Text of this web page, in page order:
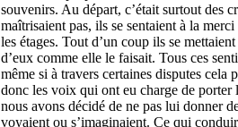
souvenirs. Au départ, c’était surtout des
maîtrisaient pas, ils se sentaient à la
les étages. Tout d’un coup ils se
d’eux comme elle le faisait. Tous ces
même si à travers certaines disputes
donc les voix qui ont eu charge de
nous avons décidé de ne pas lui donner
voyaient ou s’imaginaient. Ce qui